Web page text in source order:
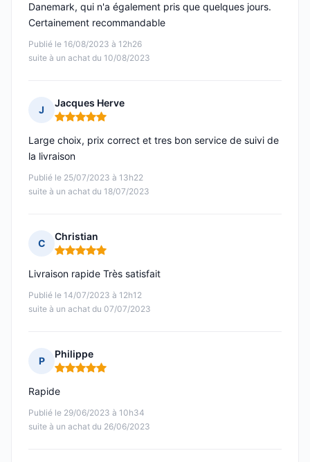
Publié le 16/08/2023 à 12h26
suite à un achat du 10/08/2023
Danemark, qui n'a également pris que quelques jours.
Certainement recommandable
J
Jacques Herve
Note : 5 sur 5
Publié le 25/07/2023 à 13h22
suite à un achat du 18/07/2023
Large choix, prix correct et tres bon service de suivi de
la livraison
C
Christian
Note : 5 sur 5
Publié le 14/07/2023 à 12h12
suite à un achat du 07/07/2023
Livraison rapide Très satisfait
P
Philippe
Note : 5 sur 5
Publié le 29/06/2023 à 10h34
suite à un achat du 26/06/2023
Rapide